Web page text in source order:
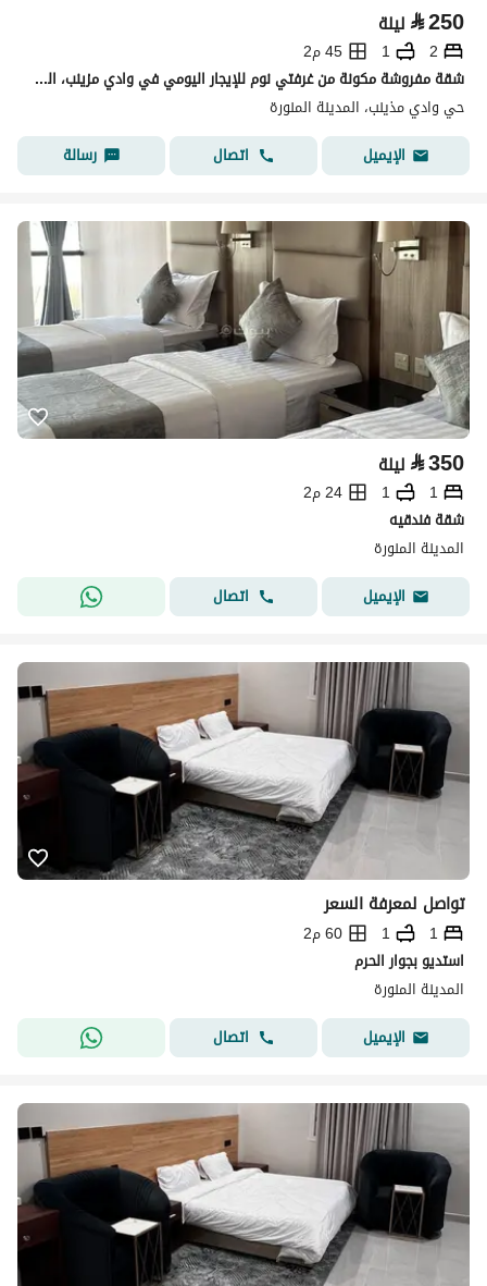
⃁250 ليلة
2
1
45 م2
شقة مفروشة مكونة من غرفتي نوم للإيجار اليومي في وادي مزينب، المدينة المنورة
حي وادي مذينب، المدينة المنورة
الإيميل
اتصال رسالة
⃁350 ليلة
1
1
24 م2
شقة فندقيه
المدينة المنورة
الإيميل
اتصال
تواصل لمعرفة السعر
1
1
60 م2
استديو بجوار الحرم
المدينة المنورة
الإيميل
اتصال